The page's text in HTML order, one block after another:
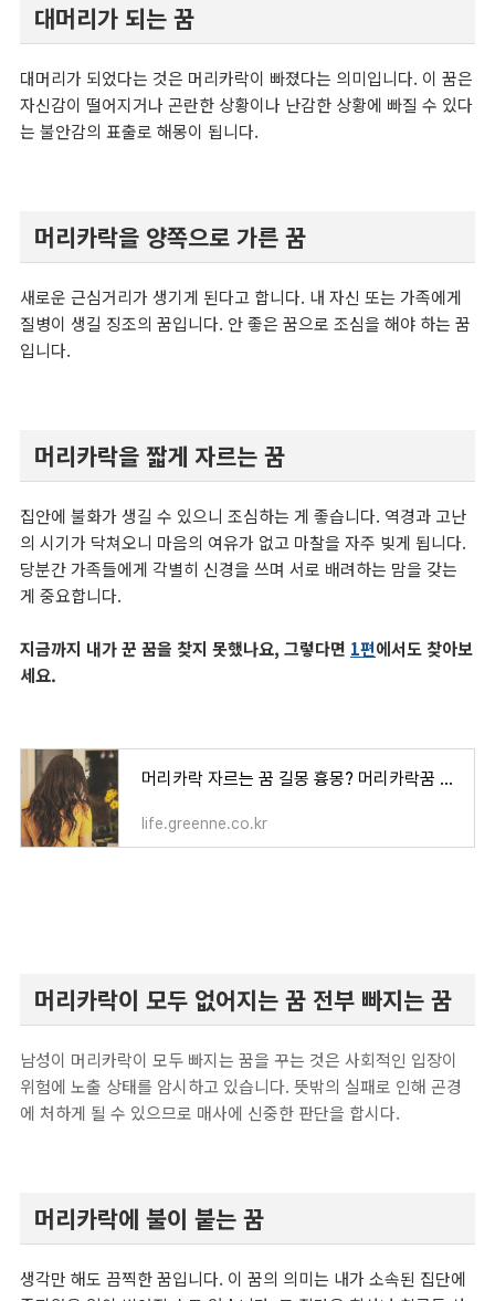
대머리가 되는 꿈
대머리가 되었다는 것은 머리카락이 빠졌다는 의미입니다. 이 꿈은
자신감이 떨어지거나 곤란한 상황이나 난감한 상황에 빠질 수 있다
는 불안감의 표출로 해몽이 됩니다.
머리카락을 양쪽으로 가른 꿈
새로운 근심거리가 생기게 된다고 합니다. 내 자신 또는 가족에게
질병이 생길 징조의 꿈입니다. 안 좋은 꿈으로 조심을 해야 하는 꿈
입니다.
머리카락을 짧게 자르는 꿈
집안에 불화가 생길 수 있으니 조심하는 게 좋습니다. 역경과 고난
의 시기가 닥쳐오니 마음의 여유가 없고 마찰을 자주 빚게 됩니다.
당분간 가족들에게 각별히 신경을 쓰며 서로 배려하는 맘을 갖는
게 중요합니다.
지금까지 내가 꾼 꿈을 찾지 못했나요, 그렇다면 1편에서도 찾아보
세요.
머리카락 자르는 꿈 길몽 흉몽? 머리카락꿈 꿈해몽 놀라운 비밀?
life.greenne.co.kr
머리카락이 모두 없어지는 꿈 전부 빠지는 꿈
남성이 머리카락이 모두 빠지는 꿈을 꾸는 것은 사회적인 입장이
위험에 노출 상태를 암시하고 있습니다. 뜻밖의 실패로 인해 곤경
에 처하게 될 수 있으므로 매사에 신중한 판단을 합시다.
머리카락에 불이 붙는 꿈
생각만 해도 끔찍한 꿈입니다. 이 꿈의 의미는 내가 소속된 집단에